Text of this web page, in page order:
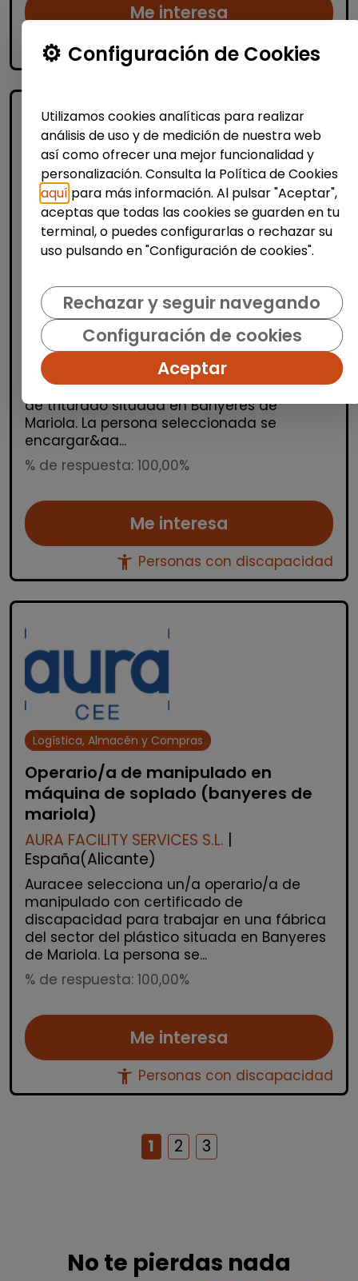
Me interesa
accessibility_newPersonas con discapacidad
Producción, Industria y Calidad
Operario/a carretillero/a (banyeres
de mariola)
AURA FACILITY SERVICES S.L.|
España(Alicante)
Auracee selecciona un/a operario/a
carretillero/a con certificado de
discapacidad para trabajar en una planta
de triturado situada en Banyeres de
Mariola. La persona seleccionada se
encargar&aa...
% de respuesta: 100,00%
Me interesa
accessibility_new Personas con discapacidad
Logística, Almacén y Compras
Operario/a de manipulado en
máquina de soplado (banyeres de
mariola)
AURA FACILITY SERVICES S.L.
España(Alicante)
Auracee selecciona un/a operario/a de
manipulado con certificado de
discapacidad para trabajar en una fábrica
del sector del plástico situada en Banyeres
de Mariola. La persona se...
% de respuesta: 100,00%
Me interesa
accessibility_new Personas con discapacidad
1 2 3
No te pierdas nada
Configuración de Cookies
Utilizamos cookies analíticas para realizar
análisis de uso y de medición de nuestra web
así como ofrecer una mejor funcionalidad y
personalización. Consulta la Política de Cookies
aquí para más información. Al pulsar "Aceptar",
aceptas que todas las cookies se guarden en tu
terminal, o puedes configurarlas o rechazar su
uso pulsando en "Configuración de cookies".
Rechazar y seguir navegando
Configuración de cookies
Aceptar